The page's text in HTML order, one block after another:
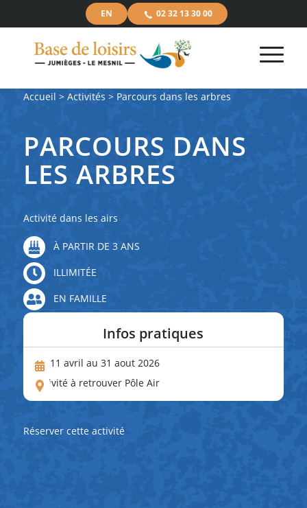
EN 02 32 13 30 00
Accueil > Activités > Parcours dans les arbres
PARCOURS DANS
LES ARBRES
Infos pratiques
Du 11 avril au 31 aout 2026
Activité à retrouver Pôle Air
Activité dans les airs
À PARTIR DE 3 ANS
ILLIMITÉE
EN FAMILLE
Réserver cette activité